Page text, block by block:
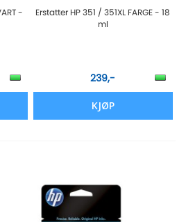
-
Erstatter HP 351 / 351XL FARGE - 18
ml
239,-
KJØP